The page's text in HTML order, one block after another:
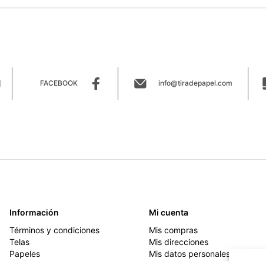
FACEBOOK info@tiradepapel.com
Información
Términos y condiciones
Telas
Papeles
Mi cuenta
Mis compras
Mis direcciones
Mis datos personales